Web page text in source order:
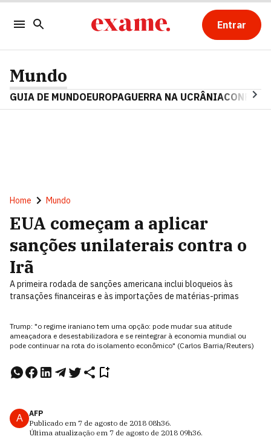
Entrar
Mundo
GUIA DE MUNDOEUROPAGUERRA NA UCRÂNIA
Home Mundo
EUA começam a aplicar
sanções unilaterais contra o
Irã
A primeira rodada de sanções americana inclui bloqueios às
transações financeiras e às importações de matérias-primas
Trump: "o regime iraniano tem uma opção: pode mudar sua atitude
ameaçadora e desestabilizadora e se reintegrar à economia mundial ou
pode continuar na rota do isolamento econômico" (Carlos Barria/Reuters)
A
AFP
Publicado em 7 de agosto de 2018 08h36.
Última atualização em 7 de agosto de 2018 09h36.